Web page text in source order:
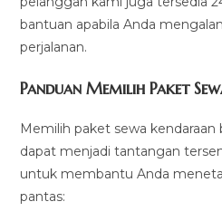
bantuan apabila Anda
perjalanan.
Panduan Memilih Paket
Memilih paket sewa
dapat menjadi tantangan
untuk membantu Anda
pantas: